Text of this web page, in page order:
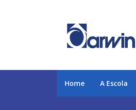
Home A Escola